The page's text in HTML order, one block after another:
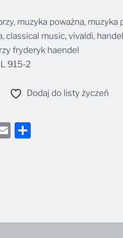
muzyka poważna, muzyka
classical music, vivaldi,
fryderyk haendel
915-2
Dodaj do listy życzeń
EmailShare